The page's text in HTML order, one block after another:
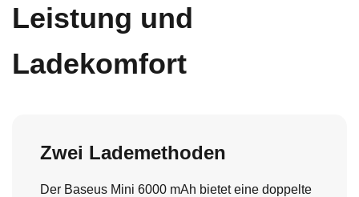
Leistung und
Ladekomfort
Zwei Lademethoden
Der Baseus Mini 6000 mAh bietet eine doppelte